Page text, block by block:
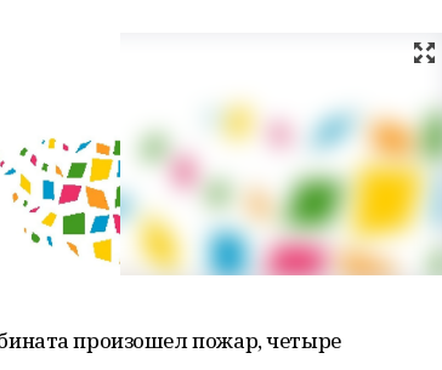
произошел пожар, четыре